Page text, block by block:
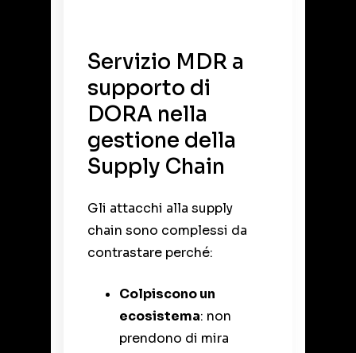
Servizio MDR a
supporto di
DORA nella
gestione della
Supply Chain
Gli attacchi alla supply
chain sono complessi da
contrastare perché:
Colpiscono un
ecosistema: non
prendono di mira